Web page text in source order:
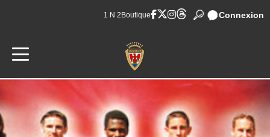
1 N 2 Boutique Connexion